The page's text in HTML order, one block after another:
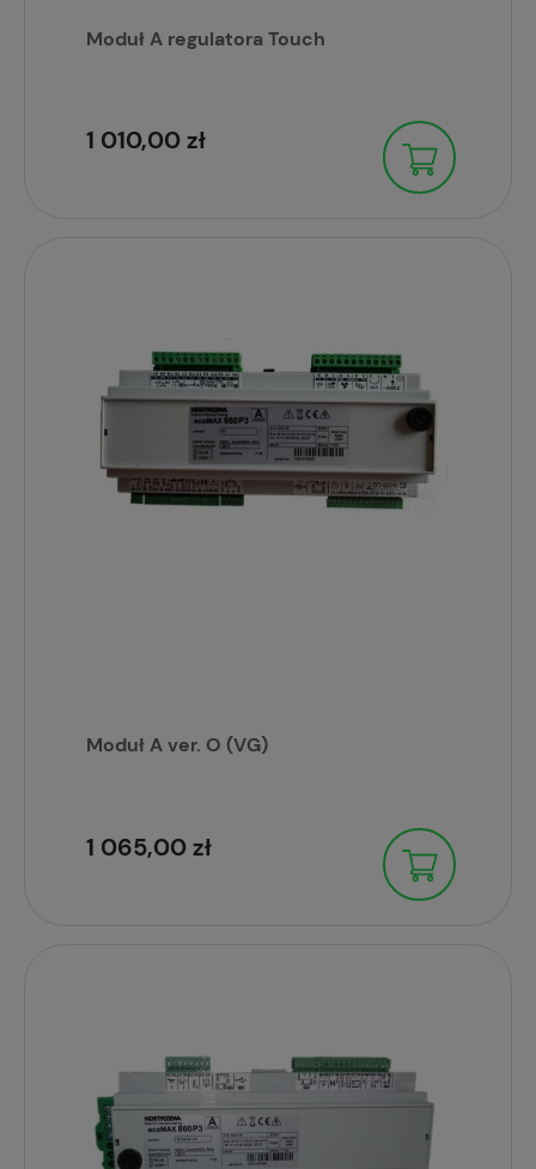
Moduł A regulatora Touch
1 010,00 zł
Moduł A ver. O (VG)
1 065,00 zł